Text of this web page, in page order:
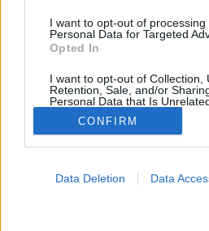
I want to opt-out of processing
Personal Data for Targeted
Opted In
I want to opt-out of Collection,
Retention, Sale, and/or
Personal Data that Is
Purposes for which it was
Opted Out
CONFIRM
Data Deletion Data